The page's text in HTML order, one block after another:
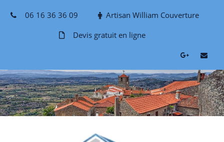
06 16 36 36 09
Artisan William Couverture
Devis gratuit en ligne